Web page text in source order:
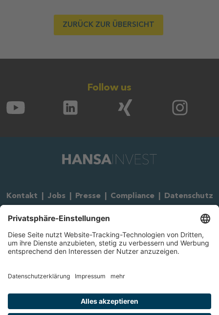
ZURÜCK ZUR ÜBERSICHT
Follow us
Kontakt Jobs| Presse| Compliance|
Datenschutz
Copyright HANSAINVEST 2026